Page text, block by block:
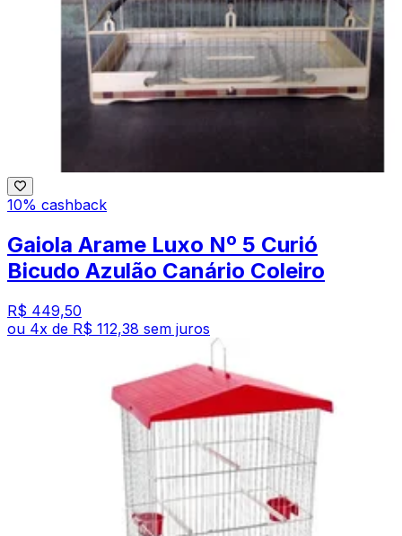
10% cashback
Gaiola Arame Luxo Nº 5 Curió
Bicudo Azulão Canário Coleiro
R$ 449,50
ou 4x de R$ 112,38 sem juros